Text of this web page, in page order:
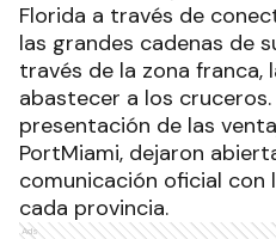
Florida a través de
las grandes cadenas de
través de la zona franca,
abastecer a los
presentación de las
PortMiami, dejaron
comunicación oficial
cada provincia.
Ads